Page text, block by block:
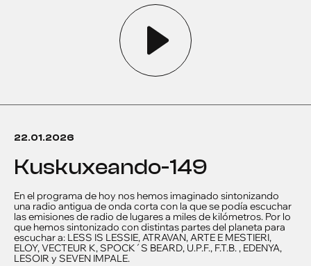
22.01.2026
kuskuxeando-149
En el programa de hoy nos hemos imaginado sintonizando
una radio antigua de onda corta con la que se podía escuchar
las emisiones de radio de lugares a miles de kilómetros. Por lo
que hemos sintonizado con distintas partes del planeta para
escuchar a: LESS IS LESSIE, ATRAVAN, ARTE E MESTIERI,
ELOY, VECTEUR K, SPOCK´S BEARD, U.P.F., F.T.B. , EDENYA,
LESOIR y SEVEN IMPALE.